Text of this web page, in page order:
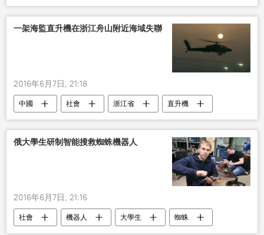
一架海監直升機在浙江舟山附近海域失聯
2016年6月7日, 21:18
中國 社會 浙江省 直升機
俄大學生研制智能搜救蜘蛛機器人
2016年6月7日, 21:16
社會 機器人 大學生 蜘蛛